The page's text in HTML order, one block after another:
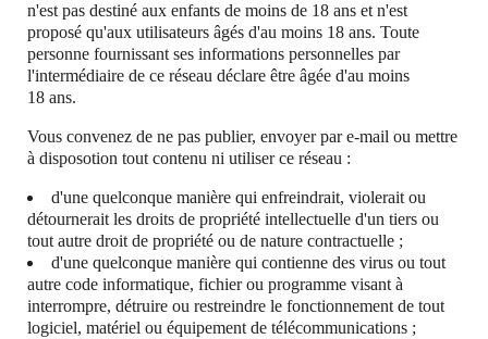
n'est pas destiné aux enfants de moins de 18 ans et n'est
proposé qu'aux utilisateurs âgés d'au moins 18 ans. Toute
personne fournissant ses informations personnelles par
l'intermédiaire de ce réseau déclare être âgée d'au moins
18 ans.
Vous convenez de ne pas publier, envoyer par e-mail ou mettre
à disposotion tout contenu ni utiliser ce réseau :
d'une quelconque manière qui enfreindrait, violerait ou
détournerait les droits de propriété intellectuelle d'un tiers ou
tout autre droit de propriété ou de nature contractuelle ;
d'une quelconque manière qui contienne des virus ou tout
autre code informatique, fichier ou programme visant à
interrompre, détruire ou restreindre le fonctionnement de tout
logiciel, matériel ou équipement de télécommunications ;